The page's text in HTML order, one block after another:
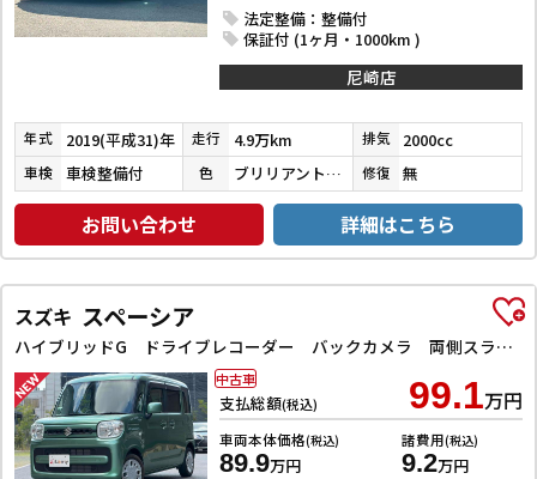
法定整備：整備付
保証付 (1ヶ月・1000km )
尼崎店
年式 2019(平成31)年 走行 4.9万km 排気 2000cc
車検 車検整備付 色 ブリリアントホワイトパール３コートパール 修復 無
お問い合わせ 詳細はこちら
スズキ スペーシア
ハイブリッドG ドライブレコーダー バックカメラ 両側スライドドア ナビ TV スマートキー アイドリングストップ 電動格納ミラー ベンチシート CVT ESC CD DVD再生 Bluetooth エアコン
支払総額(税込) 99.1万円
車両本体価格(税込)
89.9万円
諸費用(税込)
9.2万円
中古車